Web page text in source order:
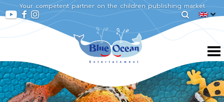
Your competent partner on the children publishing market